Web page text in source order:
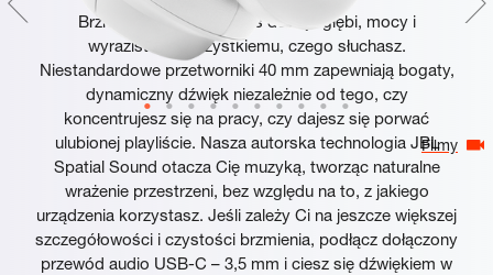
Filmy
Brzmienie JBL Pure Bass dodaje głębi, mocy i
wyrazistości wszystkiemu, czego słuchasz.
Niestandardowe przetworniki 40 mm zapewniają bogaty,
dynamiczny dźwięk niezależnie od tego, czy
koncentrujesz się na pracy, czy dajesz się porwać
ulubionej playliście. Nasza autorska technologia JBL
Spatial Sound otacza Cię muzyką, tworząc naturalne
wrażenie przestrzeni, bez względu na to, z jakiego
urządzenia korzystasz. Jeśli zależy Ci na jeszcze większej
szczegółowości i czystości brzmienia, podłącz dołączony
przewód audio USB-C – 3,5 mm i ciesz się dźwiękiem w